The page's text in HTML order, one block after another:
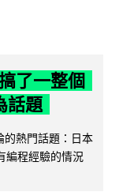
了一整個
話題
的熱門話題：日本
編程經驗的情況